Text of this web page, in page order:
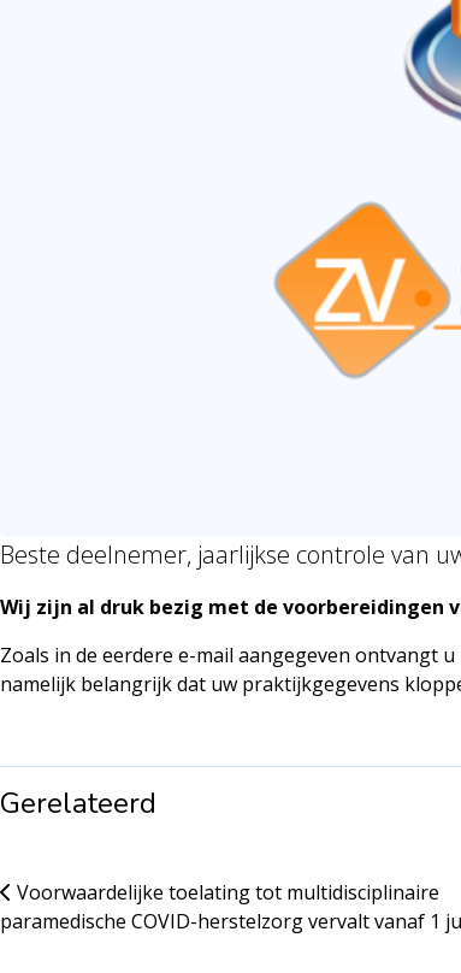
Beste deelnemer, jaarlijkse controle van
Wij zijn al druk bezig met de voorbereidingen
Zoals in de eerdere e-mail aangegeven ontvangt
namelijk belangrijk dat uw praktijkgegevens
Gerelateerd
Voorwaardelijke toelating tot multidisciplinaire
paramedische COVID-herstelzorg vervalt vanaf 1